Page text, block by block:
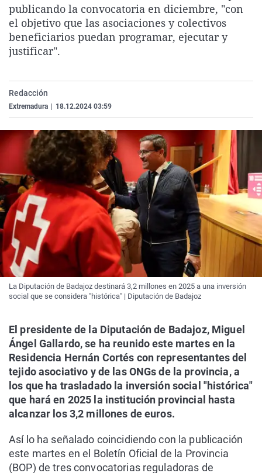
La rosa de los vientos
Gente viajera
Caso
Retornados
Extremadura
Galicia
Virales
Televisión
publicando la convocatoria en diciembre, "con
el objetivo que las asociaciones y colectivos
beneficiarios puedan programar, ejecutar y
justificar".
Redacción
Extremadura 18.12.2024 03:59
La Diputación de Badajoz destinará 3,2 millones en 2025 a una inversión
social que se considera "histórica" | Diputación de Badajoz
El presidente de la Diputación de Badajoz, Miguel
Ángel Gallardo, se ha reunido este martes en la
Residencia Hernán Cortés con representantes del
tejido asociativo y de las ONGs de la provincia, a
los que ha trasladado la inversión social "histórica"
que hará en 2025 la institución provincial hasta
alcanzar los 3,2 millones de euros.
Así lo ha señalado coincidiendo con la publicación
este martes en el Boletín Oficial de la Provincia
(BOP) de tres convocatorias reguladoras de